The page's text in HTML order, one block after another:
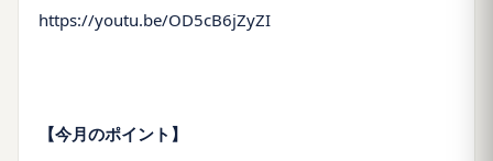
https://youtu.be/OD5cB6jZyZI
【今月のポイント】